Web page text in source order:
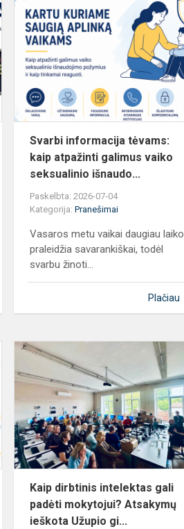
misija
2026“
–
aktyvi
prasminga
vasara!
Svarbi informacija tėvams:
kaip atpažinti galimus vaiko
seksualinio išnaudo...
Paskelbta: 2026-07-04
Kategorija:Pranešimai
Vasaros metu vaikai daugiau laiko
praleidžia savarankiškai, todėl
svarbu žinoti...
Plačiau
Papildomas
mokytis
Užupio
gimnazijoje
nuo
2026
m....
Kaip dirbtinis intelektas gali
padėti mokytojui? Atsakymų
ieškota Užupio gi...